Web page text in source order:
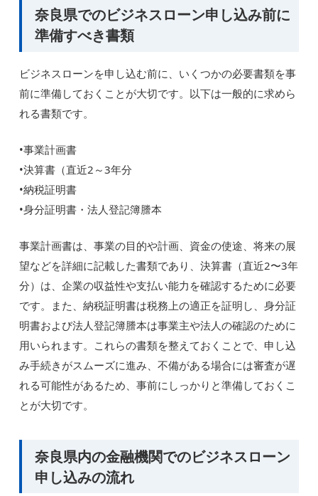
奈良県でのビジネスローン申し込み前に
準備すべき書類
ビジネスローンを申し込む前に、いくつかの必要書類を事
前に準備しておくことが大切です。以下は一般的に求めら
れる書類です。
•事業計画書
•決算書（直近2～3年分
•納税証明書
•身分証明書・法人登記簿謄本
事業計画書は、事業の目的や計画、資金の使途、将来の展
望などを詳細に記載した書類であり、決算書（直近2〜3年
分）は、企業の収益性や支払い能力を確認するために必要
です。また、納税証明書は税務上の適正を証明し、身分証
明書および法人登記簿謄本は事業主や法人の確認のために
用いられます。これらの書類を整えておくことで、申し込
み手続きがスムーズに進み、不備がある場合には審査が遅
れる可能性があるため、事前にしっかりと準備しておくこ
とが大切です。
奈良県内の金融機関でのビジネスローン
申し込みの流れ